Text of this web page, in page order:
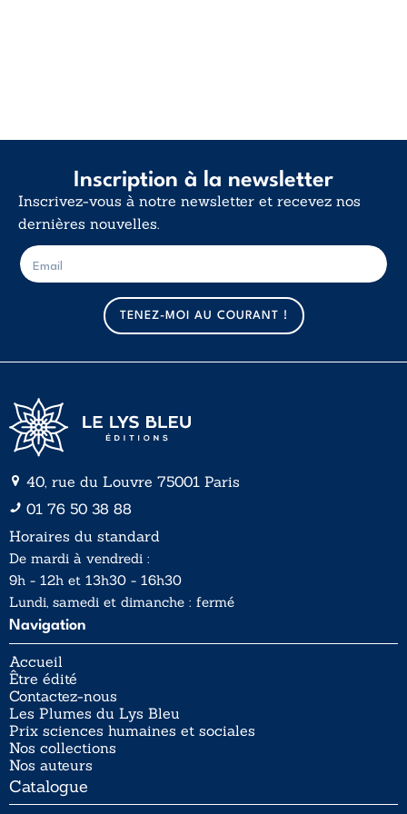
Inscription à la newsletter
Inscrivez-vous à notre newsletter et recevez nos
dernières nouvelles.
m
a
i
l
E
-
m
TENEZ-MOI AU COURANT !
40, rue du Louvre 75001 Paris
01 76 50 38 88
Horaires du standard
De mardi à vendredi :
9h - 12h et 13h30 - 16h30
Lundi, samedi et dimanche : fermé
Navigation
Accueil
Être édité
Contactez-nous
Les Plumes du Lys Bleu
Prix sciences humaines et sociales
Nos collections
Nos auteurs
Catalogue